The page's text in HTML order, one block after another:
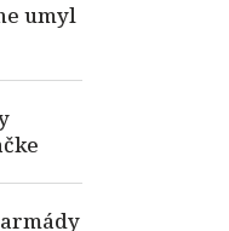
umyl